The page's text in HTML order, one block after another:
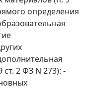
определения
2 ФЗ N 273): -